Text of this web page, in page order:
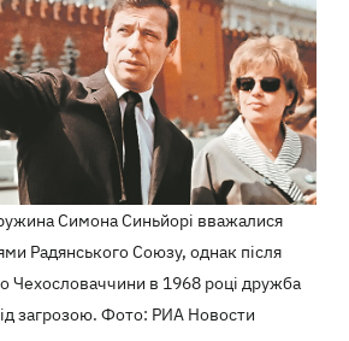
Симона Синьйорі вважалися
Радянського Союзу, однак після
Чехословаччини в 1968 році дружба
загрозою. Фото: РИА Новости